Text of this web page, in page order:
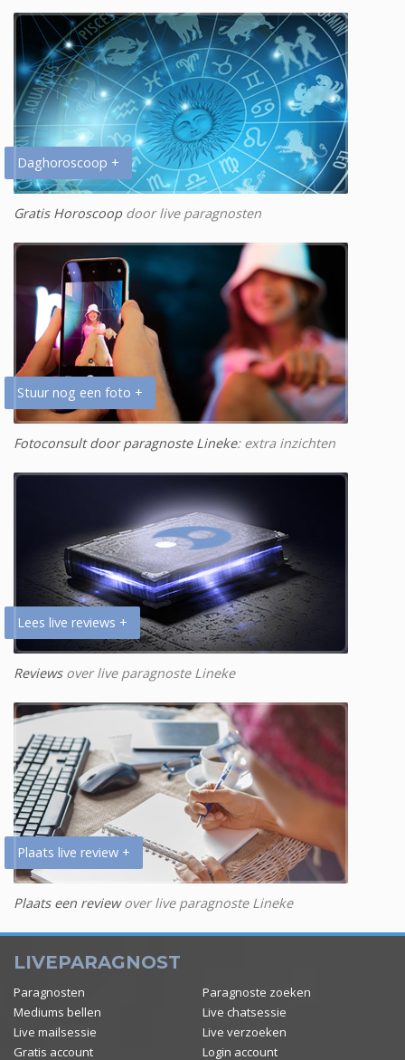
Daghoroscoop +
Gratis Horoscoopdoor live paragnosten
Stuur nog een foto +
Fotoconsult door paragnoste Lineke: extra inzichten
Lees live reviews +
Reviewsover live paragnoste Lineke
Plaats live review +
Plaats een reviewover live paragnoste Lineke
LIVEPARAGNOST
Paragnosten
Paragnoste zoeken
Mediums bellen
Live chatsessie
Live mailsessie
Live verzoeken
Gratis account
Login account